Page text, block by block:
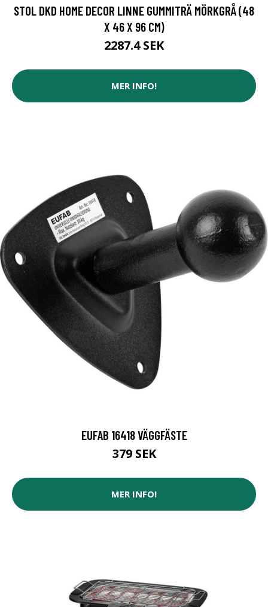
STOL DKD HOME DECOR LINNE GUMMITRÄ MÖRKGRÅ (48
X 46 X 96 CM)
2287.4 SEK
MER INFO!
EUFAB 16418 VÄGGFÄSTE
379 SEK
MER INFO!